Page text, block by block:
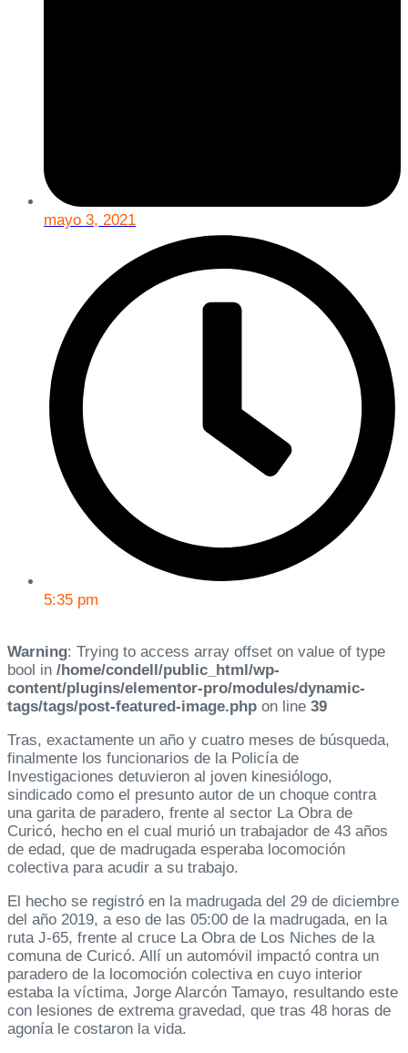
mayo 3, 2021
5:35 pm
Warning: Trying to access array offset on value of type
bool in /home/condell/public_html/wp-
content/plugins/elementor-pro/modules/dynamic-
tags/tags/post-featured-image.php on line 39
Tras, exactamente un año y cuatro meses de búsqueda,
finalmente los funcionarios de la Policía de
Investigaciones detuvieron al joven kinesiólogo,
sindicado como el presunto autor de un choque contra
una garita de paradero, frente al sector La Obra de
Curicó, hecho en el cual murió un trabajador de 43 años
de edad, que de madrugada esperaba locomoción
colectiva para acudir a su trabajo.
El hecho se registró en la madrugada del 29 de diciembre
del año 2019, a eso de las 05:00 de la madrugada, en la
ruta J-65, frente al cruce La Obra de Los Niches de la
comuna de Curicó. Allí un automóvil impactó contra un
paradero de la locomoción colectiva en cuyo interior
estaba la víctima, Jorge Alarcón Tamayo, resultando este
con lesiones de extrema gravedad, que tras 48 horas de
agonía le costaron la vida.